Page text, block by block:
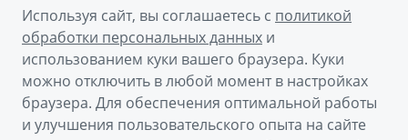
OKAVANGO
MONJARO
Новости
Наша команда
Правовая информация
Контакты
Мы в соцсетях
Используя сайт, вы соглашаетесь с политикой
обработки персональных данных и
использованием куки вашего браузера. Куки
можно отключить в любой момент в настройках
браузера. Для обеспечения оптимальной работы
и улучшения пользовательского опыта на сайте